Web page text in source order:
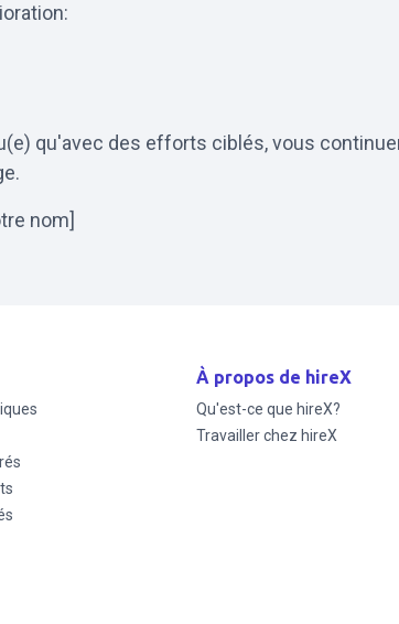
qu'avec des efforts ciblés, vous
nom]
À propos de hireX
Qu'est-ce que hireX?
Travailler chez hireX